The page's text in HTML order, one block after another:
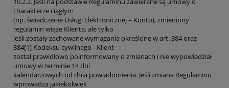
charakterze ciągłym
(np. świadczenie Usługi Elektronicznej – Konto), zmieniony
regulamin wiąże Klienta, ale tylko
jeśli zostały zachowane wymagania określone w art. 384 oraz
384[1] Kodeksu cywilnego - Klient
został prawidłowo poinformowany o zmianach i nie wypowiedział
umowy w terminie 14 dni
kalendarzowych od dnia powiadomienia. Jeśli zmiana Regulaminu
wprowadza jakiekolwiek